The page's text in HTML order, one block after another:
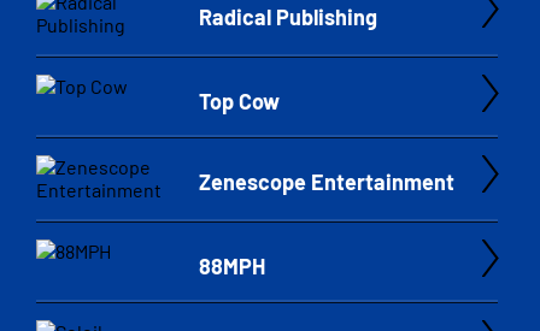
Radical Publishing
Top Cow
Zenescope Entertainment
88MPH